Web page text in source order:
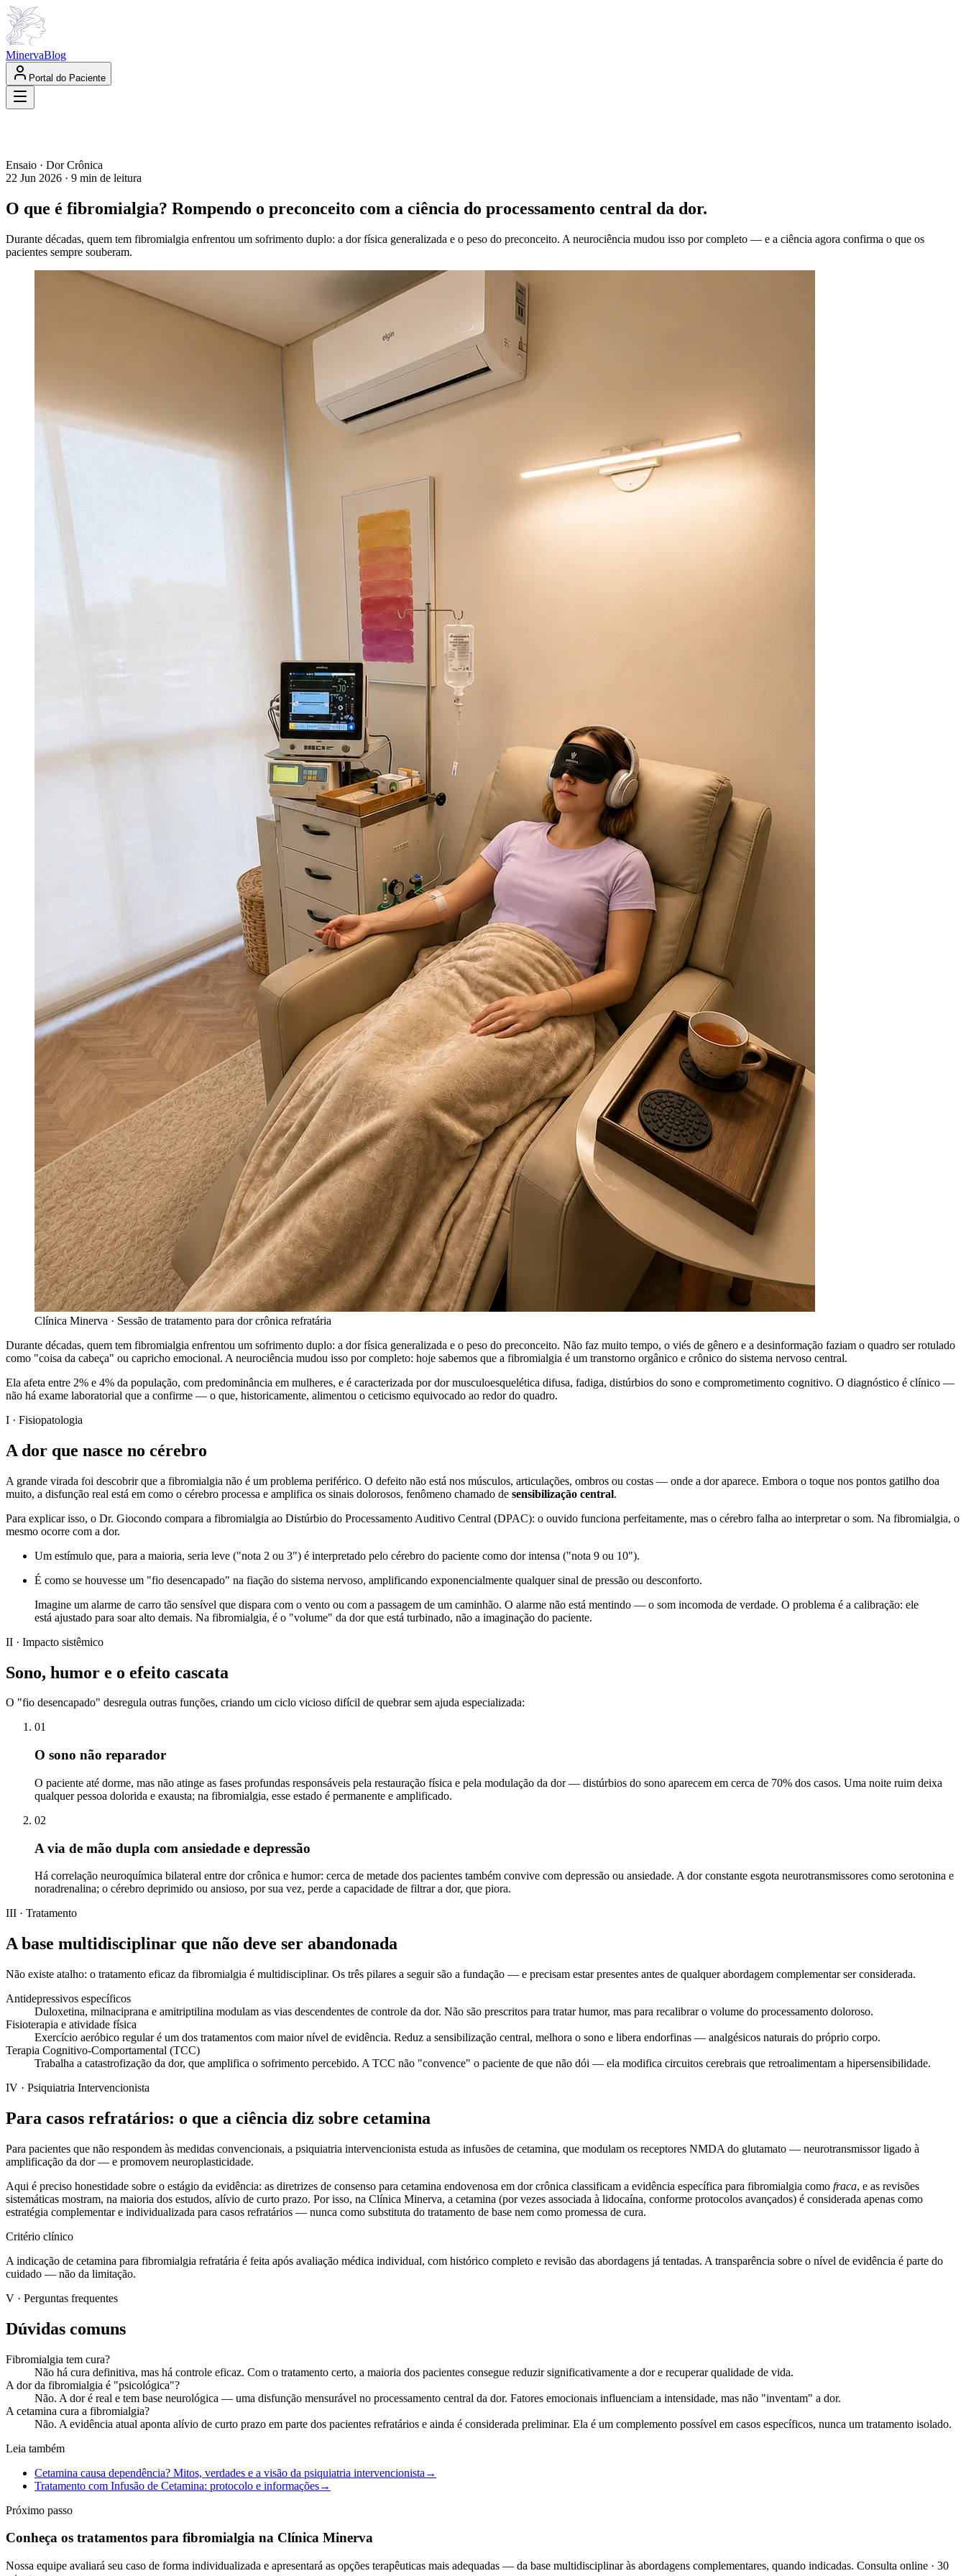
MinervaBlog
Portal do Paciente
Ensaio · Dor Crônica
22 Jun 2026 · 9 min de leitura
O que é fibromialgia? Rompendo o preconceito com a ciência do processamento central da dor.
Durante décadas, quem tem fibromialgia enfrentou um sofrimento duplo: a dor física generalizada e o peso do preconceito. A neurociência mudou isso por completo — e a ciência agora confirma o que os
pacientes sempre souberam.
Clínica Minerva · Sessão de tratamento para dor crônica refratária
Durante décadas, quem tem fibromialgia enfrentou um sofrimento duplo: a dor física generalizada e o peso do preconceito. Não faz muito tempo, o viés de gênero e a desinformação faziam o quadro ser rotulado
como "coisa da cabeça" ou capricho emocional. A neurociência mudou isso por completo: hoje sabemos que a fibromialgia é um transtorno orgânico e crônico do sistema nervoso central.
Ela afeta entre 2% e 4% da população, com predominância em mulheres, e é caracterizada por dor musculoesquelética difusa, fadiga, distúrbios do sono e comprometimento cognitivo. O diagnóstico é clínico —
não há exame laboratorial que a confirme — o que, historicamente, alimentou o ceticismo equivocado ao redor do quadro.
I · Fisiopatologia
A dor que nasce no cérebro
A grande virada foi descobrir que a fibromialgia não é um problema periférico. O defeito não está nos músculos, articulações, ombros ou costas — onde a dor aparece. Embora o toque nos pontos gatilho doa
muito, a disfunção real está em como o cérebro processa e amplifica os sinais dolorosos, fenômeno chamado de sensibilização central.
Para explicar isso, o Dr. Giocondo compara a fibromialgia ao Distúrbio do Processamento Auditivo Central (DPAC): o ouvido funciona perfeitamente, mas o cérebro falha ao interpretar o som. Na fibromialgia, o
mesmo ocorre com a dor.
Um estímulo que, para a maioria, seria leve ("nota 2 ou 3") é interpretado pelo cérebro do paciente como dor intensa ("nota 9 ou 10").
É como se houvesse um "fio desencapado" na fiação do sistema nervoso, amplificando exponencialmente qualquer sinal de pressão ou desconforto.
Imagine um alarme de carro tão sensível que dispara com o vento ou com a passagem de um caminhão. O alarme não está mentindo — o som incomoda de verdade. O problema é a calibração: ele
está ajustado para soar alto demais. Na fibromialgia, é o "volume" da dor que está turbinado, não a imaginação do paciente.
II · Impacto sistêmico
Sono, humor e o efeito cascata
O "fio desencapado" desregula outras funções, criando um ciclo vicioso difícil de quebrar sem ajuda especializada:
01
O sono não reparador
O paciente até dorme, mas não atinge as fases profundas responsáveis pela restauração física e pela modulação da dor — distúrbios do sono aparecem em cerca de 70% dos casos. Uma noite ruim deixa
qualquer pessoa dolorida e exausta; na fibromialgia, esse estado é permanente e amplificado.
02
A via de mão dupla com ansiedade e depressão
Há correlação neuroquímica bilateral entre dor crônica e humor: cerca de metade dos pacientes também convive com depressão ou ansiedade. A dor constante esgota neurotransmissores como serotonina e
noradrenalina; o cérebro deprimido ou ansioso, por sua vez, perde a capacidade de filtrar a dor, que piora.
III · Tratamento
A base multidisciplinar que não deve ser abandonada
Não existe atalho: o tratamento eficaz da fibromialgia é multidisciplinar. Os três pilares a seguir são a fundação — e precisam estar presentes antes de qualquer abordagem complementar ser considerada.
Antidepressivos específicos
Duloxetina, milnaciprana e amitriptilina modulam as vias descendentes de controle da dor. Não são prescritos para tratar humor, mas para recalibrar o volume do processamento doloroso.
Fisioterapia e atividade física
Exercício aeróbico regular é um dos tratamentos com maior nível de evidência. Reduz a sensibilização central, melhora o sono e libera endorfinas — analgésicos naturais do próprio corpo.
Terapia Cognitivo-Comportamental (TCC)
Trabalha a catastrofização da dor, que amplifica o sofrimento percebido. A TCC não "convence" o paciente de que não dói — ela modifica circuitos cerebrais que retroalimentam a hipersensibilidade.
IV · Psiquiatria Intervencionista
Para casos refratários: o que a ciência diz sobre cetamina
Para pacientes que não respondem às medidas convencionais, a psiquiatria intervencionista estuda as infusões de cetamina, que modulam os receptores NMDA do glutamato — neurotransmissor ligado à
amplificação da dor — e promovem neuroplasticidade.
Aqui é preciso honestidade sobre o estágio da evidência: as diretrizes de consenso para cetamina endovenosa em dor crônica classificam a evidência específica para fibromialgia como fraca, e as revisões
sistemáticas mostram, na maioria dos estudos, alívio de curto prazo. Por isso, na Clínica Minerva, a cetamina (por vezes associada à lidocaína, conforme protocolos avançados) é considerada apenas como
estratégia complementar e individualizada para casos refratários — nunca como substituta do tratamento de base nem como promessa de cura.
Critério clínico
A indicação de cetamina para fibromialgia refratária é feita após avaliação médica individual, com histórico completo e revisão das abordagens já tentadas. A transparência sobre o nível de evidência é parte do
cuidado — não da limitação.
V · Perguntas frequentes
Dúvidas comuns
Fibromialgia tem cura?
Não há cura definitiva, mas há controle eficaz. Com o tratamento certo, a maioria dos pacientes consegue reduzir significativamente a dor e recuperar qualidade de vida.
A dor da fibromialgia é "psicológica"?
Não. A dor é real e tem base neurológica — uma disfunção mensurável no processamento central da dor. Fatores emocionais influenciam a intensidade, mas não "inventam" a dor.
A cetamina cura a fibromialgia?
Não. A evidência atual aponta alívio de curto prazo em parte dos pacientes refratários e ainda é considerada preliminar. Ela é um complemento possível em casos específicos, nunca um tratamento isolado.
Leia também
Cetamina causa dependência? Mitos, verdades e a visão da psiquiatria intervencionista →
Tratamento com Infusão de Cetamina: protocolo e informações→
Próximo passo
Conheça os tratamentos para fibromialgia na Clínica Minerva
Nossa equipe avaliará seu caso de forma individualizada e apresentará as opções terapêuticas mais adequadas — da base multidisciplinar às abordagens complementares, quando indicadas. Consulta online · 30